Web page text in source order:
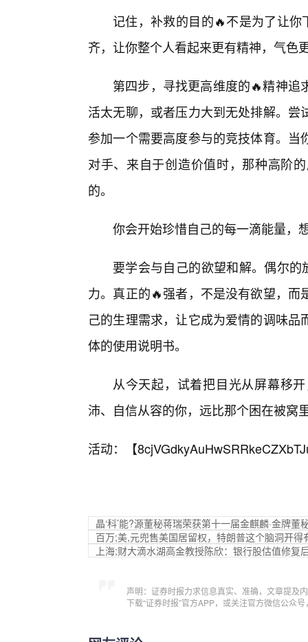
记住，补救的目的🔥不是为了让你
齐，让你整个人看起来更有精神，气色
第四步，寻找更高维度的🔥精神
活太无聊，或者压力大到无处排解。
参加一个需要高度参与的竞技体育。
对手、来自于创造价值时，那种高阶
的。
你会开始珍惜自己的每一滴能量，
要学会与自己的欲望和解。偶尔的
力。真正的🔥强者，不是没有欲望，
己的生理需求，让它成为爱情的调味
体的使用说明书。
从今天起，试着把目光从屏幕移
沛、自信从容的你，远比那个困在被窝
活动：【
晶‘科’能?源董秘蒋瑞荣获第十一届金麒麟·金牌董
百万;美,元兜售美国居留权，特朗普这个脑洞开得
上海;财大滴水湖高金教授陈欣：银行股估值修
声明：证券时报力求信息真实、准确，文章提及
下载“证券时报”官方APP，或关注官方微信公众